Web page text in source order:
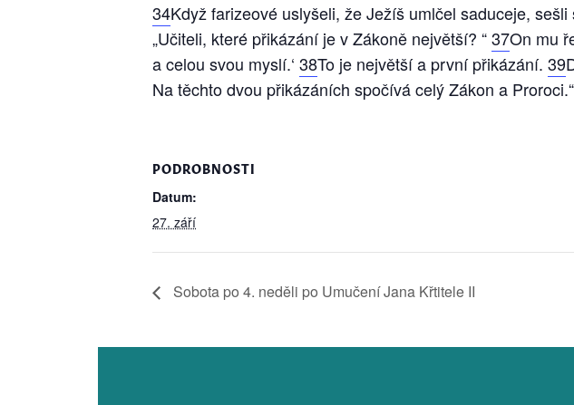
34Když farizeové uslyšeli, že Ježíš umlčel saduceje, sešli
„Učiteli, které přikázání je v Zákoně největší? “37On mu
a celou svou myslí.‘ 38To je největší a první přikázání. 39
Na těchto dvou přikázáních spočívá celý Zákon a Proroci.“
PODROBNOSTI
Datum:
27. září
Sobota po 4. neděli po Umučení Jana Křtitele II